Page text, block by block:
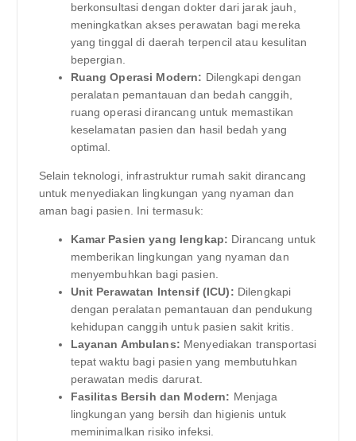
berkonsultasi dengan dokter dari jarak jauh,
meningkatkan akses perawatan bagi mereka
yang tinggal di daerah terpencil atau kesulitan
bepergian.
Ruang Operasi Modern: Dilengkapi dengan
peralatan pemantauan dan bedah canggih,
ruang operasi dirancang untuk memastikan
keselamatan pasien dan hasil bedah yang
optimal.
Selain teknologi, infrastruktur rumah sakit dirancang
untuk menyediakan lingkungan yang nyaman dan
aman bagi pasien. Ini termasuk:
Kamar Pasien yang lengkap: Dirancang untuk
memberikan lingkungan yang nyaman dan
menyembuhkan bagi pasien.
Unit Perawatan Intensif (ICU): Dilengkapi
dengan peralatan pemantauan dan pendukung
kehidupan canggih untuk pasien sakit kritis.
Layanan Ambulans: Menyediakan transportasi
tepat waktu bagi pasien yang membutuhkan
perawatan medis darurat.
Fasilitas Bersih dan Modern: Menjaga
lingkungan yang bersih dan higienis untuk
meminimalkan risiko infeksi.